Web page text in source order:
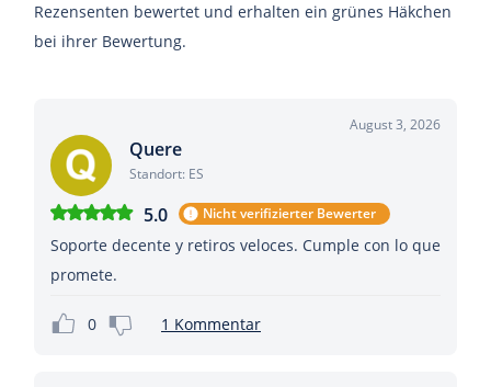
Rezensenten bewertet und erhalten ein grünes Häkchen
bei ihrer Bewertung.
August 3, 2026
Quere
Standort: ES
5.0 Nicht verifizierter Bewerter
Soporte decente y retiros veloces. Cumple con lo que
promete.
0 1 Kommentar